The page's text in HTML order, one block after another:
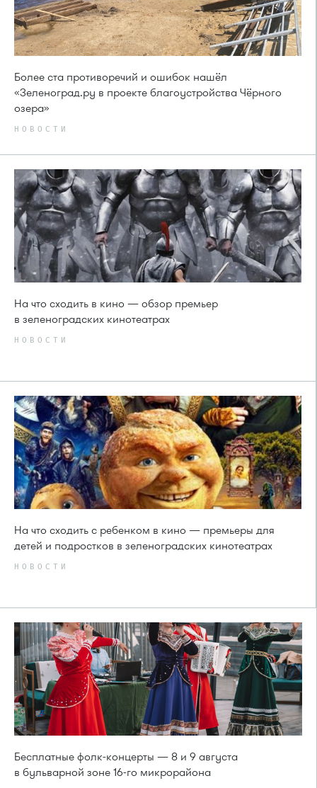
Более ста противоречий и ошибок нашёл
«Зеленоград.ру в проекте благоустройства Чёрного
озера»
НОВОСТИ
На что сходить в кино — обзор премьер
в зеленоградских кинотеатрах
НОВОСТИ
На что сходить с ребенком в кино — премьеры для
детей и подростков в зеленоградских кинотеатрах
НОВОСТИ
Бесплатные фолк-концерты — 8 и 9 августа
в бульварной зоне 16-го микрорайона